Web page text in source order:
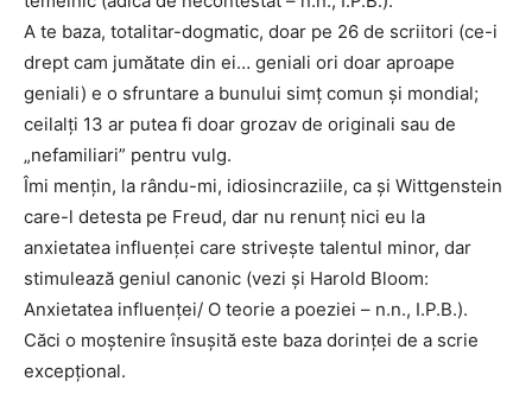
A te baza, totalitar-dogmatic, doar pe 26 de scriitori (ce-i
drept cam jumătate din ei… geniali ori doar aproape
geniali) e o sfruntare a bunului simț comun și mondial;
ceilalți 13 ar putea fi doar grozav de originali sau de
„nefamiliari” pentru vulg.
Îmi mențin, la rându-mi, idiosincraziile, ca și Wittgenstein
care-l detesta pe Freud, dar nu renunț nici eu la
anxietatea influenței care strivește talentul minor, dar
stimulează geniul canonic (vezi și Harold Bloom:
Anxietatea influenței/ O teorie a poeziei – n.n., I.P.B.).
Căci o moștenire însușită este baza dorinței de a scrie
excepțional.